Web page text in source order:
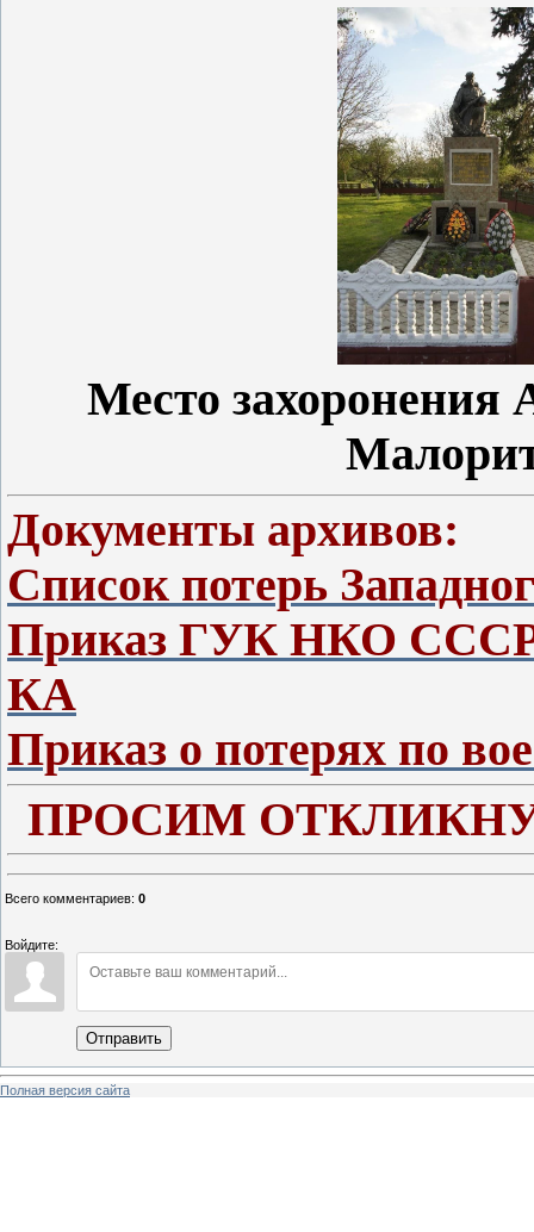
Место захоронения
Документы архивов:
Список потерь
Приказ ГУК НКО СССР
КА
Приказ о потерях по
ПРОСИМ
Всего комментариев: 0
Войдите:
Отправить
Полная версия сайта